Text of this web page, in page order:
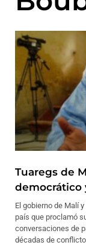
Tuaregs de
El gobierno de Malí
país que proclamó
conversaciones de
décadas de